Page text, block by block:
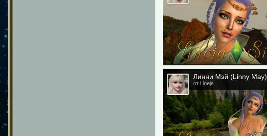
Линни Мэй (Linny May)
от Lineja